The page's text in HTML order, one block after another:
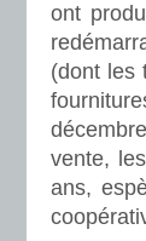
ont
(dont les
vente,
ans,